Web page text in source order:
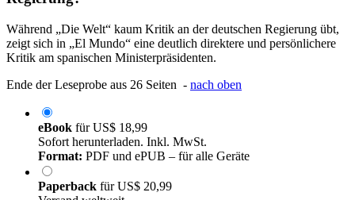
Während „Die Welt“ kaum Kritik an der deutschen Regierung übt,
zeigt sich in „El Mundo“ eine deutlich direktere und persönlichere
Kritik am spanischen Ministerpräsidenten.
Ende der Leseprobe aus 26 Seiten - nach oben
eBook fürUS$ 18,99
Sofort herunterladen. Inkl. MwSt.
Format: PDF und ePUB – für alle Geräte
Paperback fürUS$ 20,99